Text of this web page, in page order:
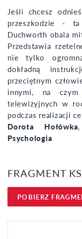
Jeśli chcesz
przeszkodzie -
Duchworth obala
Przedstawia
nie tylko
dokładną
przeciętnym
innymi, na czym
telewizyjnych w
podczas realizacji
Dorota Hołówka,
Psychologia
FRAGMENT
POBIERZ